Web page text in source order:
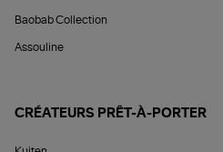
Baobab Collection
Assouline
CRÉATEURS PRÊT-À-PORTER